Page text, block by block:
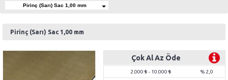
Pirinç (Sarı) Sac 1,00 mm
Pirinç (Sarı) Sac 1,00 mm
Çok Al Az Öde
2.000 - 10.000 % 2,0